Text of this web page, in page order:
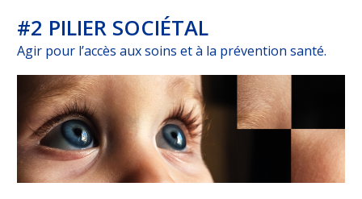
#2 PILIER SOCIÉTAL
Agir pour l’accès aux soins et à la prévention santé.